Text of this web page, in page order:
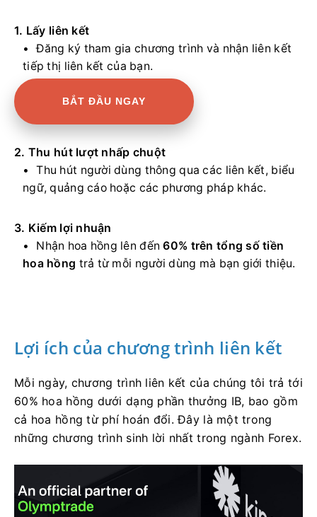
1. Lấy liên kết
Đăng ký tham gia chương trình và nhận liên kết
tiếp thị liên kết của bạn.
BẮT ĐẦU NGAY
2. Thu hút lượt nhấp chuột
Thu hút người dùng thông qua các liên kết, biểu
ngữ, quảng cáo hoặc các phương pháp khác.
3. Kiếm lợi nhuận
Nhận hoa hồng lên đến60% trên tổng số tiền
hoa hồng trả từ mỗi người dùng mà bạn giới thiệu.
Lợi ích của chương trình liên kết
Mỗi ngày, chương trình liên kết của chúng tôi trả tới
60% hoa hồng dưới dạng phần thưởng IB, bao gồm
cả hoa hồng từ phí hoán đổi. Đây là một trong
những chương trình sinh lời nhất trong ngành Forex.